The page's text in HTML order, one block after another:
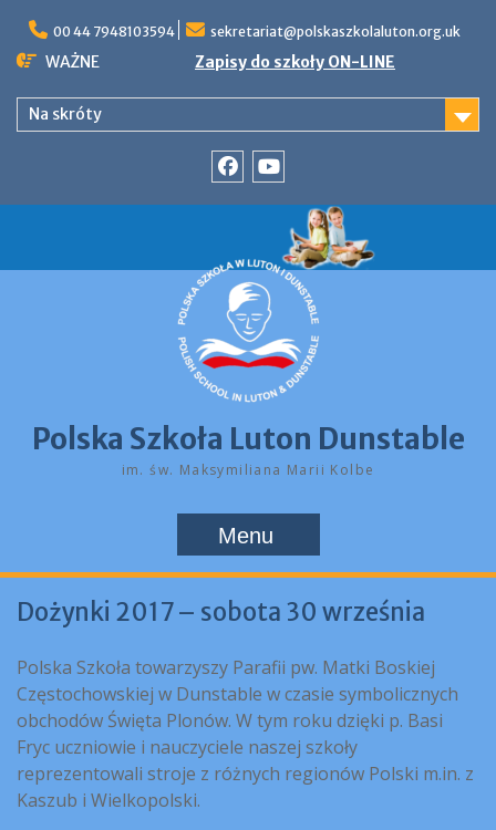
content
00 44 7948103594 sekretariat@polskaszkolaluton.org.uk
WAŻNE Zapisy do szkoły ON-LINE
Na skróty
Polska Szkoła Luton Dunstable
im. św. Maksymiliana Marii Kolbe
Menu
Dożynki 2017 – sobota 30 września
Polska Szkoła towarzyszy Parafii pw. Matki Boskiej
Częstochowskiej w Dunstable w czasie symbolicznych
obchodów Święta Plonów. W tym roku dzięki p. Basi
Fryc uczniowie i nauczyciele naszej szkoły
reprezentowali stroje z różnych regionów Polski m.in. z
Kaszub i Wielkopolski.